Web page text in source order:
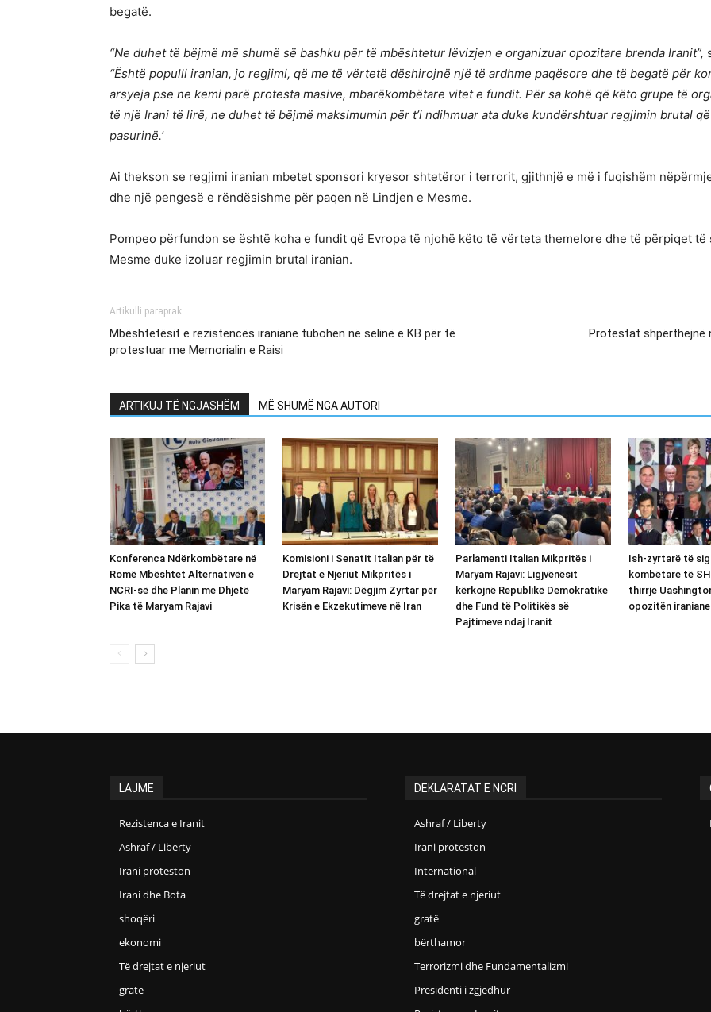
begatë.
“Ne duhet të bëjmë më shumë së bashku për të mbështetur lëvizjen e organizuar opozitare brenda Iranit”,
“Është populli iranian, jo regjimi, që me të vërtetë dëshirojnë një të ardhme paqësore dhe të begatë për
arsyeja pse ne kemi parë protesta masive, mbarëkombëtare vitet e fundit. Për sa kohë që këto grupe të
të një Irani të lirë, ne duhet të bëjmë maksimumin për t’i ndihmuar ata duke kundërshtuar regjimin brutal
pasurinë.’
Ai thekson se regjimi iranian mbetet sponsori kryesor shtetëror i terrorit, gjithnjë e më i fuqishëm
dhe një pengesë e rëndësishme për paqen në Lindjen e Mesme.
Pompeo përfundon se është koha e fundit që Evropa të njohë këto të vërteta themelore dhe të përpiqet
Mesme duke izoluar regjimin brutal iranian.
Artikulli paraprak
Mbështetësit e rezistencës iraniane tubohen në selinë e KB për të
protestuar me Memorialin e Raisi
Protestat shpërthejnë
ARTIKUJ TË NGJASHËM MË SHUMË NGA AUTORI
Konferenca Ndërkombëtare në
Romë Mbështet Alternativën e
NCRI-së dhe Planin me Dhjetë
Pika të Maryam Rajavi
Komisioni i Senatit Italian për të
Drejtat e Njeriut Mikpritës i
Maryam Rajavi: Dëgjim Zyrtar për
Krisën e Ekzekutimeve në Iran
Parlamenti Italian Mikpritës i
Maryam Rajavi: Ligjvënësit
kërkojnë Republikë Demokratike
dhe Fund të Politikës së
Pajtimeve ndaj Iranit
Ish-zyrtarë të
kombëtare të
thirrje
opozitën iraniane
LAJME
Rezistenca e Iranit
Ashraf / Liberty
Irani proteston
Irani dhe Bota
shoqëri
ekonomi
Të drejtat e njeriut
gratë
DEKLARATAT E NCRI
Ashraf / Liberty
Irani proteston
International
Të drejtat e njeriut
gratë
bërthamor
Terrorizmi dhe Fundamentalizmi
Presidenti i zgjedhur